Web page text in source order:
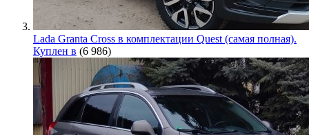
Lada Granta Cross в комплектации Quest (самая полная).
Куплен в (6 986)